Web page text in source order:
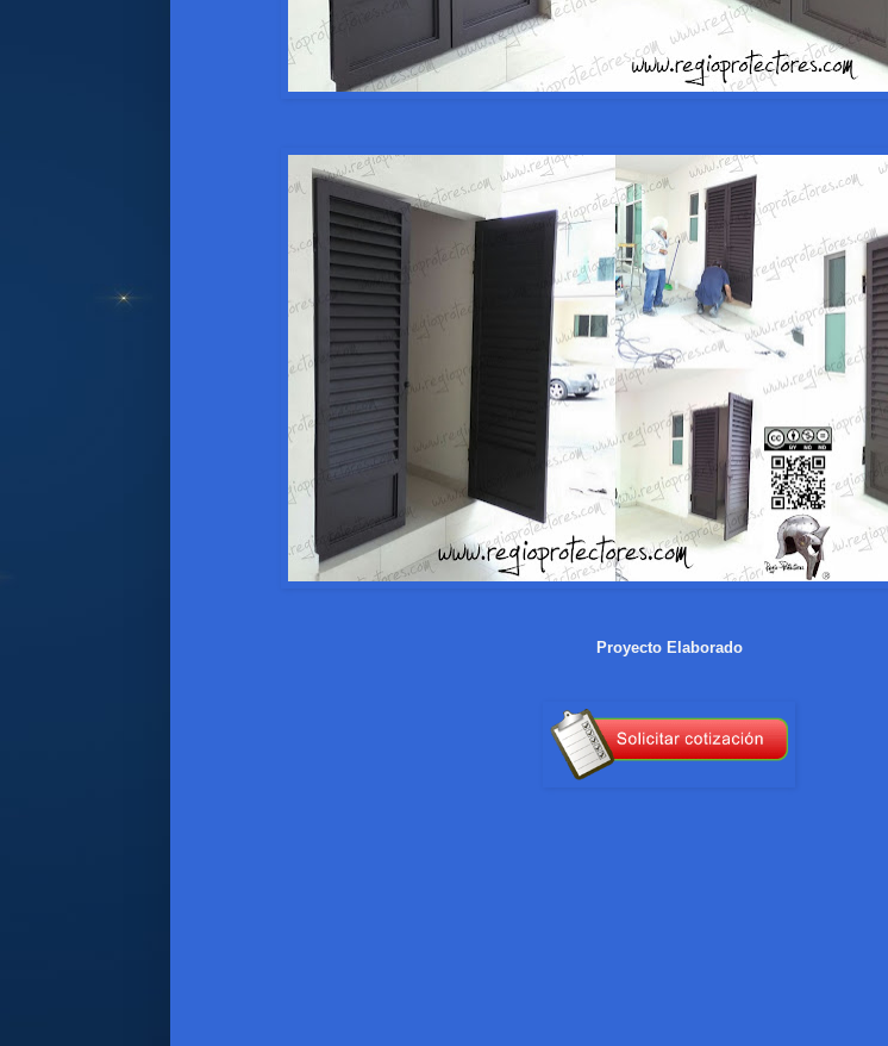
Proyecto Elaborado